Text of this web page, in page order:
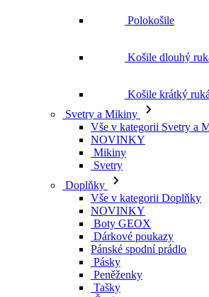
Polokošile
Košile dlouhý
Košile krátký
Svetry a Mikiny
Vše v kategorii Svetry a
NOVINKY
Mikiny
Svetry
Doplňky
Vše v kategorii Doplňky
NOVINKY
Boty GEOX
Dárkové poukazy
Pánské spodní prádlo
Pásky
Peněženky
Tašky